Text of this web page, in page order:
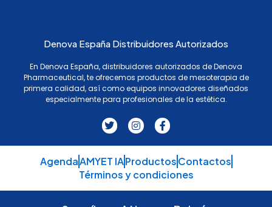
Denova España Distribuidores Autorizados
En Denova España, distribuidores autorizados de Denova
Pharmaceutical, te ofrecemos productos de mesoterapia de
primera calidad, así como equipos innovadores diseñados
especialmente para profesionales de la estética.
T
w
t
e
r
I
n
a
g
r
a
F
a
b
o
o
k
AgendaAMYET IAProductosContactos
Términos y condiciones